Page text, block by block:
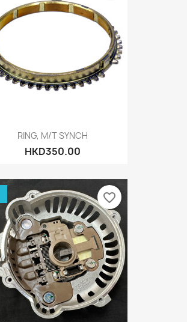
RING, M/T SYNCH
HKD350.00
favorite_border